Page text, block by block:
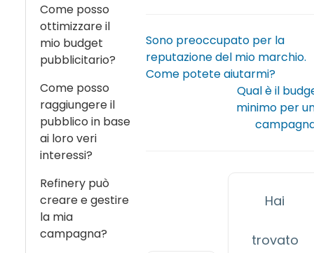
Come posso
ottimizzare il
mio budget
pubblicitario?
Come posso
raggiungere il
pubblico in base
ai loro veri
interessi?
Refinery può
creare e gestire
la mia
campagna?
Sono preoccupato per la
reputazione del mio marchio.
Come potete aiutarmi?
Qual è il
minimo per
Hai
trovato